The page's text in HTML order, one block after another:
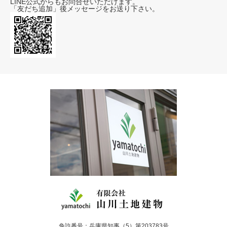
LINE公式からもお問合せいただけます。
「友だち追加」後メッセージをお送り下さい。